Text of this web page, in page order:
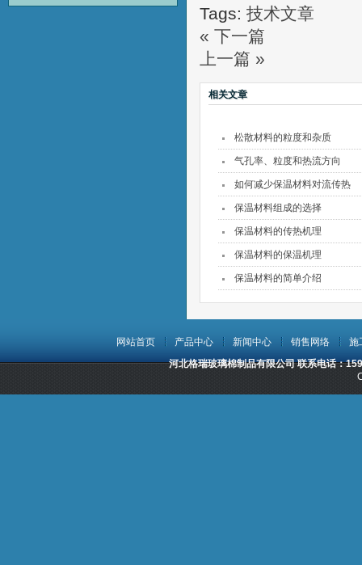
Tags: 技术文章
« 下一篇
上一篇 »
相关文章
松散材料的粒度和杂质
气孔率、粒度和热流方向
如何减少保温材料对流传热
保温材料组成的选择
保温材料的传热机理
保温材料的保温机理
保温材料的简单介绍
网站首页 产品中心 新闻中心 销售网络
施
河北格瑞玻璃棉制品有限公司 联系电话：